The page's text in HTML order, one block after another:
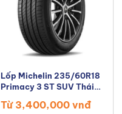
Lốp Michelin 235/60R18
Primacy 3 ST SUV Thái
Từ 3,400,000 vnđ